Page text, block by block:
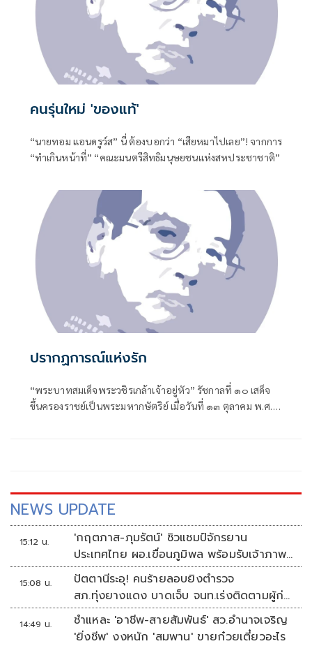
คนรุ่นใหม่ 'ของแท้'
“นายทอม แอนดรูว์ส” นี่ ต้องบอกว่า “เสียหมาไปเลย”! จากการ
“ทำเกินหน้าที่” “คณะมนตรีสิทธิมนุษยชนแห่งสหประชาชาติ”
ปรากฏการณ์แห่งรัก
“พระบาทสมเด็จพระวชิรเกล้าเจ้าอยู่หัว” รัชกาลที่ ๑๐ เสด็จ
ขึ้นครองราชย์เป็นพระมหากษัตริย์ เมื่อวันที่ ๑๓ ตุลาคม พ.ศ.
NEWS UPDATE
15:12 น.
'กฤตภาส-ภุมรัตน์' ซิวแชมป์จักรยาน
ประเทศไทย ผอ.เขื่อนภูมิพล พร้อมรับเจ้าภาพ
ต่อ ปี 2570
15:08 น.
ปัตตานีระอุ! คนร้ายลอบยิงตำรวจ
สภ.ทุ่งยางแดง บาดเจ็บ จนท.เร่งติดตามผู้ก่อ
เหตุ
14:49 น.
ชำแหละ 'อาชีพ-สายสัมพันธ์' สว.อำนาจเจริญ
'ยิ่งชีพ' งงหนัก 'สมพาน' ขายก๋วยเตี๋ยวอะไร